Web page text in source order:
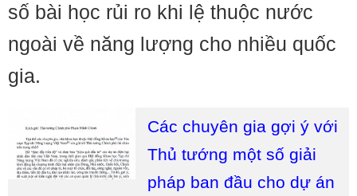
số bài học rủi ro khi lệ thuộc nước
ngoài về năng lượng cho nhiều quốc
gia.
Các chuyên gia gợi ý với
Thủ tướng một số giải
pháp ban đầu cho dự án